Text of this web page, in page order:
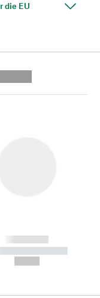
die EU
------------
-----------